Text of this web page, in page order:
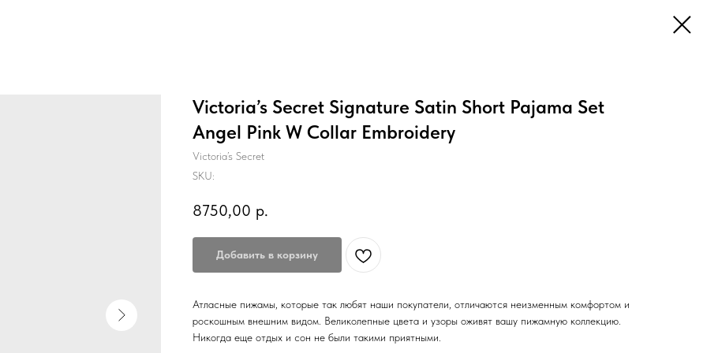
Victoria’s Secret Signature Satin Short Pajama Set
Angel Pink W Collar Embroidery
Victoria’s Secret
SKU:
8750,00 р.
Добавить в корзину
Атласные пижамы, которые так любят наши покупатели, отличаются неизменным комфортом и
роскошным внешним видом. Великолепные цвета и узоры оживят вашу пижамную коллекцию.
Никогда еще отдых и сон не были такими приятными.